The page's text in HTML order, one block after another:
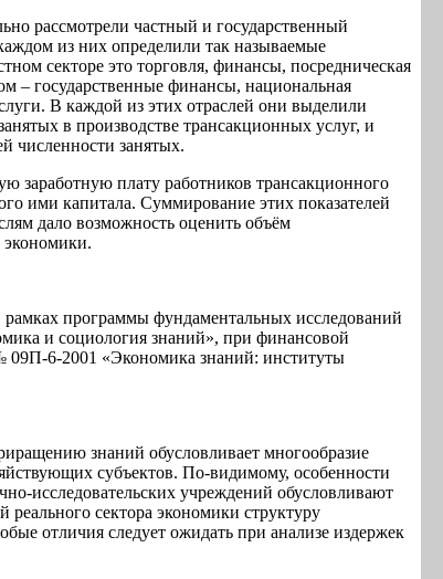
рассмотрели частный и государственный
из них определили так называемые
секторе это торговля, финансы, посредническая
– государственные финансы, национальная
В каждой из этих отраслей они выделили
в производстве трансакционных услуг, и
численности занятых.
заработную плату работников трансакционного
ими капитала. Суммирование этих показателей
дало возможность оценить объём
экономики.
программы фундаментальных исследований
и социология знаний», при финансовой
6-2001 «Экономика знаний: институты
знаний обусловливает многообразие
субъектов. По-видимому, особенности
исследовательских учреждений обусловливают
сектора экономики структуру
отличия следует ожидать при анализе издержек